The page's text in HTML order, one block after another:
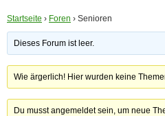
Startseite › Foren › Senioren
Dieses Forum ist leer.
Wie ärgerlich! Hier wurden keine
Du musst angemeldet sein, um neue